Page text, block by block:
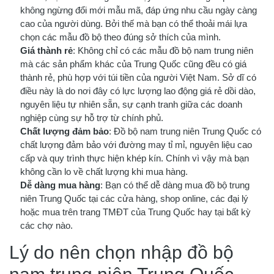
không ngừng đổi mới mẫu mã, đáp ứng nhu cầu ngày càng
cao của người dùng. Bởi thế mà bạn có thể thoải mái lựa
chọn các mẫu đồ bộ theo đúng sở thích của mình.
Giá thành rẻ: Không chỉ có các mẫu đồ bộ nam trung niên
mà các sản phẩm khác của Trung Quốc cũng đều có giá
thành rẻ, phù hợp với túi tiền của người Việt Nam. Sở dĩ có
điều này là do nơi đây có lực lượng lao động giá rẻ dồi dào,
nguyên liệu tự nhiên sẵn, sự cạnh tranh giữa các doanh
nghiệp cùng sự hỗ trợ từ chính phủ.
Chất lượng đảm bảo: Đồ bộ nam trung niên Trung Quốc có
chất lượng đảm bảo với đường may tỉ mỉ, nguyên liệu cao
cấp và quy trình thực hiện khép kín. Chính vì vậy mà bạn
không cần lo về chất lượng khi mua hàng.
Dễ dàng mua hàng: Bạn có thể dễ dàng mua đồ bộ trung
niên Trung Quốc tại các cửa hàng, shop online, các đại lý
hoặc mua trên trang TMĐT của Trung Quốc hay tại bất kỳ
các chợ nào.
Lý do nên chọn nhập đồ bộ